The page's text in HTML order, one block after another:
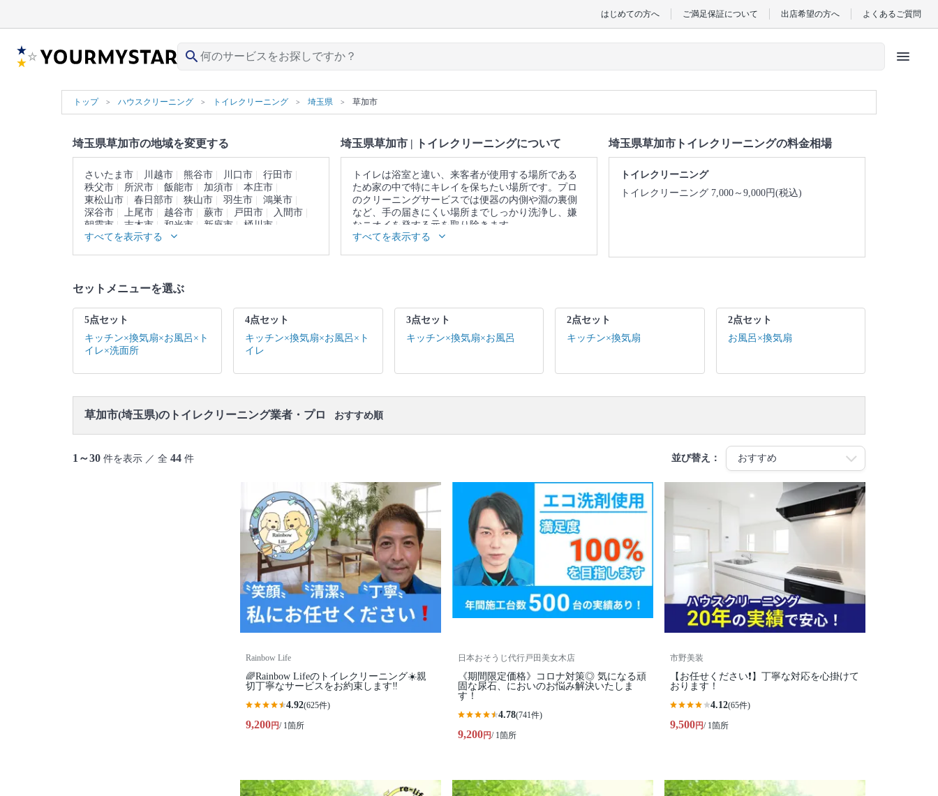
はじめての方へ ご満足保証について 出店希望の方へ よくあるご質問
search menu
トップ ハウスクリーニング トイレクリーニング 埼玉県 草加市
埼玉県草加市の地域を変更する
さいたま市 川越市 熊谷市 川口市
行田市
秩父市
所沢市 飯能市 加須市
本庄市
東松山市
春日部市 狭山市 羽生市
鴻巣市
深谷市
上尾市 越谷市 蕨市 戸田市
入間市
朝霞市
志木市 和光市 新座市
桶川市
久喜市
北本市 八潮市
北葛飾郡
すべてを表示する
埼玉県草加市 | トイレクリーニングについて
トイレは浴室と違い、来客者が使用する場所である
ため家の中で特にキレイを保ちたい場所です。プロ
のクリーニングサービスでは便器の内側や淵の裏側
など、手の届きにくい場所までしっかり洗浄し、嫌
なニオイを発する元を取り除きます。
▼表示価格に含まれるトイレクリーニングの作業範
囲
もご参照ください。
ります。
すべてを表示する
埼玉県草加市トイレクリーニングの料金相場
トイレクリーニング
トイレクリーニング 7,000～9,000円(税込)
セットメニューを選ぶ
5点セット
キッチン×換気扇×お風呂×ト
イレ×洗面所
4点セット
キッチン×換気扇×お風呂×ト
イレ
3点セット
キッチン×換気扇×お風呂
2点セット
キッチン×換気扇
2点セット
お風呂×換気扇
草加市(埼玉県)のトイレクリーニング業者・プロ おすすめ順
1～30 件を表示 ／ 全 44 件 並び替え：
Rainbow Life
🌈Rainbow Lifeのトイレクリーニング☀️親
切丁寧なサービスをお約束します‼️
4.92(625件)
9,200円/ 1箇所
日本おそうじ代行戸田美女木店
《期間限定価格》コロナ対策◎ 気になる頑
固な尿石、においのお悩み解決いたしま
す！
4.78(741件)
9,200円/ 1箇所
市野美装
【お任せください❗️】丁寧な対応を心掛けて
おります！
4.12(65件)
9,500円/ 1箇所